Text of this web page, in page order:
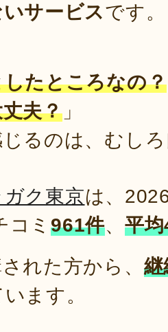
サービスです。
たところなの？
夫？」
るのは、むしろ
ク東京は、
コミ961件、 平
れた方から、 継
ます。